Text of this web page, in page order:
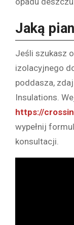
Jaką
Jeśli szukasz
izolacyjnego
poddasza,
Insulations.
https://
wypełnij
konsultacji.